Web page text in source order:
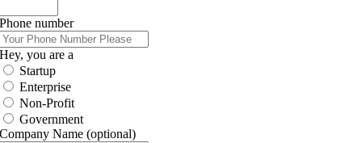
Phone number
Hey, you are a
Startup
Enterprise
Non-Profit
Government
Company Name (optional)